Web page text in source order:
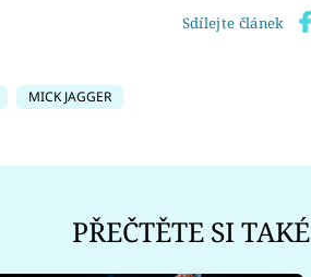
Sdílejte článek
MICK JAGGER
PŘEČTĚTE SI TAKÉ